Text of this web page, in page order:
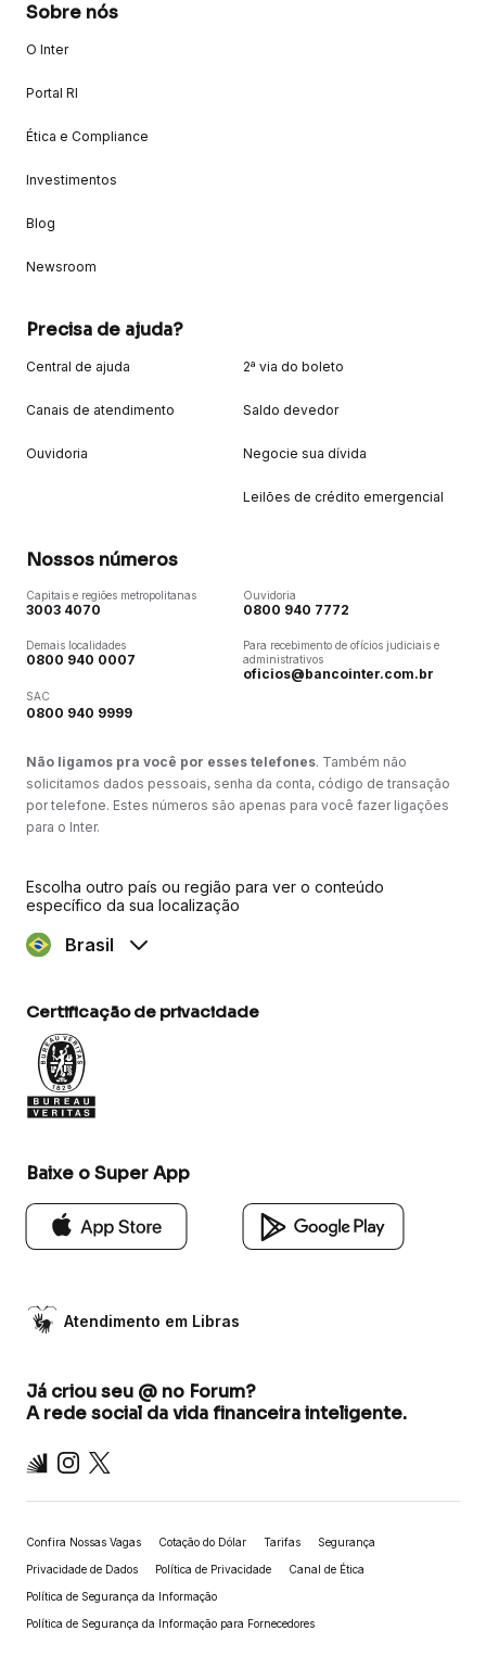
Sobre nós
O Inter
Portal RI
Ética e Compliance
Investimentos
Blog
Newsroom
Precisa de ajuda?
Central de ajuda
Canais de atendimento
Ouvidoria
2ª via do boleto
Saldo devedor
Negocie sua dívida
Leilões de crédito emergencial
Nossos números
Capitais e regiões metropolitanas
3003 4070
Demais localidades
0800 940 0007
SAC
0800 940 9999
Ouvidoria
0800 940 7772
Para recebimento de ofícios judiciais e
administrativos
oficios@bancointer.com.br
Não ligamos pra você por esses telefones. Também não
solicitamos dados pessoais, senha da conta, código de transação
por telefone. Estes números são apenas para você fazer ligações
para o Inter.
Escolha outro país ou região para ver o conteúdo
específico da sua localização
Brasil
Certificação de privacidade
Baixe o Super App
Atendimento em Libras
Já criou seu @ no Forum?
A rede social da vida financeira inteligente.
Inter Instagram
X
Confira Nossas Vagas Cotação do Dólar Tarifas Segurança
Privacidade de Dados Política de Privacidade Canal de Ética
Política de Segurança da Informação
Política de Segurança da Informação para Fornecedores